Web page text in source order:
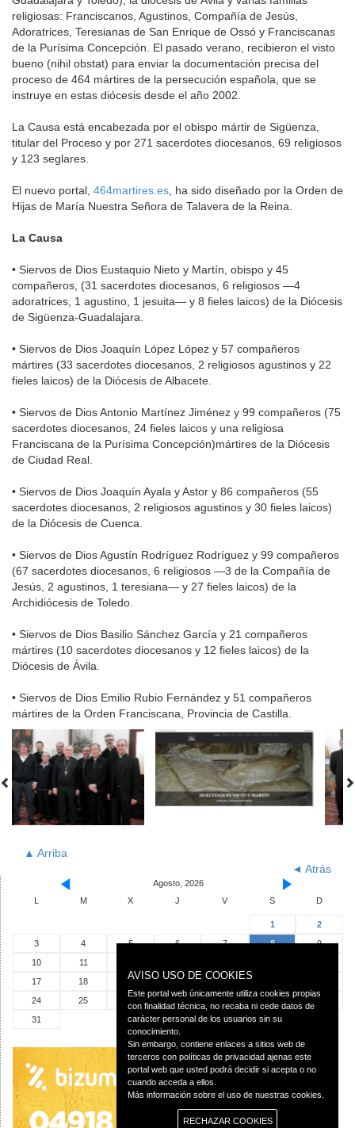
religiosas: Franciscanos, Agustinos, Compañía de Jesús,
Adoratrices, Teresianas de San Enrique de Ossó y Franciscanas
de la Purísima Concepción. El pasado verano, recibieron el visto
bueno (nihil obstat) para enviar la documentación precisa del
proceso de 464 mártires de la persecución española, que se
instruye en estas diócesis desde el año 2002.
La Causa está encabezada por el obispo mártir de Sigüenza,
titular del Proceso y por 271 sacerdotes diocesanos, 69 religiosos
y 123 seglares.
El nuevo portal, 464martires.es , ha sido diseñado por la Orden de
Hijas de María Nuestra Señora de Talavera de la Reina.
La Causa
• Siervos de Dios Eustaquio Nieto y Martín, obispo y 45
compañeros, (31 sacerdotes diocesanos, 6 religiosos —4
adoratrices, 1 agustino, 1 jesuita— y 8 fieles laicos) de la Diócesis
de Sigüenza-Guadalajara.
• Siervos de Dios Joaquín López López y 57 compañeros
mártires (33 sacerdotes diocesanos, 2 religiosos agustinos y 22
fieles laicos) de la Diócesis de Albacete.
• Siervos de Dios Antonio Martínez Jiménez y 99 compañeros (75
sacerdotes diocesanos, 24 fieles laicos y una religiosa
Franciscana de la Purísima Concepción)mártires de la Diócesis
de Ciudad Real.
• Siervos de Dios Joaquín Ayala y Astor y 86 compañeros (55
sacerdotes diocesanos, 2 religiosos agustinos y 30 fieles laicos)
de la Diócesis de Cuenca.
• Siervos de Dios Agustín Rodríguez Rodríguez y 99 compañeros
(67 sacerdotes diocesanos, 6 religiosos —3 de la Compañía de
Jesús, 2 agustinos, 1 teresiana— y 27 fieles laicos) de la
Archidiócesis de Toledo.
• Siervos de Dios Basilio Sánchez García y 21 compañeros
mártires (10 sacerdotes diocesanos y 12 fieles laicos) de la
Diócesis de Ávila.
• Siervos de Dios Emilio Rubio Fernández y 51 compañeros
mártires de la Orden Franciscana, Provincia de Castilla.
▲ Arriba
◄ Atrás
Agosto, 2026
L
M X J V S D
1
2
3
4 5 6 7 8
9
10
11
17
18 19 20 21
24
25 27
31
AVISO USO DE COOKIES
Este portal web únicamente utiliza cookies propias
con finalidad técnica, no recaba ni cede datos de
carácter personal de los usuarios sin su
conocimiento.
Sin embargo, contiene enlaces a sitios web de
terceros con políticas de privacidad ajenas este
portal web que usted podrá decidir si acepta o no
cuando acceda a ellos.
Más información sobre el uso de nuestras cookies.
RECHAZAR COOKIES